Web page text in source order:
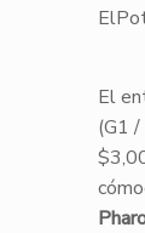
​El
(G1